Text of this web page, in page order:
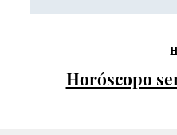
Horóscopo